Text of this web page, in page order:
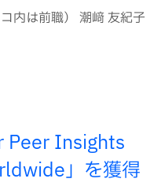
内は前職） 潮﨑 友紀子
Peer Insights
」を獲得